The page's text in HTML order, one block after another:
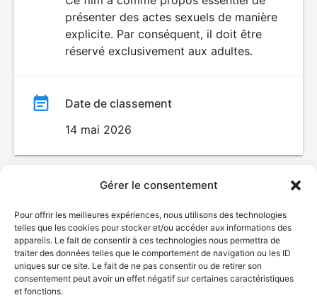
Gérer le consentement
Pour offrir les meilleures expériences, nous utilisons des technologies
telles que les cookies pour stocker et/ou accéder aux informations des
appareils. Le fait de consentir à ces technologies nous permettra de
traiter des données telles que le comportement de navigation ou les ID
uniques sur ce site. Le fait de ne pas consentir ou de retirer son
consentement peut avoir un effet négatif sur certaines caractéristiques
et fonctions.
SEXUALITÉ
EXPLICITE
présenter des actes sexuels de manière
explicite. Par conséquent, il doit être
réservé exclusivement aux adultes.
Date de classement
14 mai 2026